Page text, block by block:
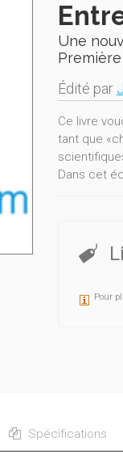
Une
Édité par
Ce livre
tant que
Dans cet
Pour
Spécifications